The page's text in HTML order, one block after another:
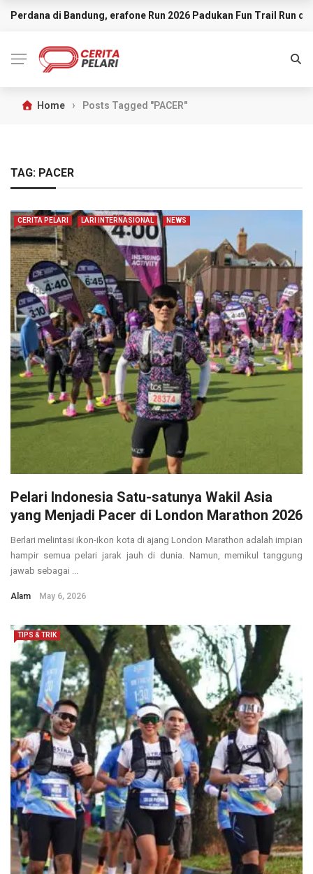
BREAKING NEWS
Perdana di Bandung, erafone Run 2026 Padukan Fun Trail Run
Home › Posts Tagged "PACER"
TAG: PACER
CERITA PELARI LARI INTERNASIONAL NEWS
Pelari Indonesia Satu-satunya Wakil Asia
yang Menjadi Pacer di London Marathon 2026
Berlari melintasi ikon-ikon kota di ajang London Marathon adalah impian
hampir semua pelari jarak jauh di dunia. Namun, memikul tanggung
jawab sebagai ...
Alam May 6, 2026
TIPS & TRIK